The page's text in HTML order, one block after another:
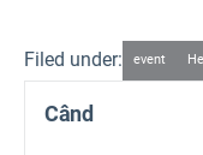
Filed under: event
Când